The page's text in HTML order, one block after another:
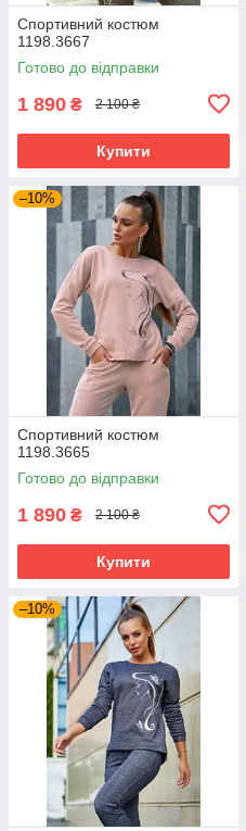
Спортивний костюм
1198.3667
Готово до відправки
1 890 ₴ 2 100 ₴
Купити
–10%
Спортивний костюм
1198.3665
Готово до відправки
1 890 ₴ 2 100 ₴
Купити
–10%